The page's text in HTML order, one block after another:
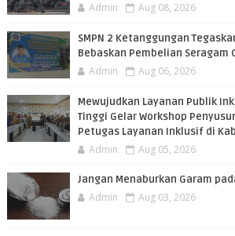
Admin Aug 08, 2026
SMPN 2 Ketanggungan
Bebaskan Pembelian Seragam
Admin Aug 06, 2026
​Mewujudkan Layanan Publik
Tinggi Gelar Workshop
Petugas Layanan Inklusif di
Admin Aug 05, 2026
Jangan Menaburkan Garam
Admin Aug 03, 2026